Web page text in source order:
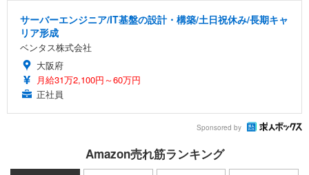
サーバーエンジニア/IT基盤の設計・構築/土日祝休み/長期キャ
リア形成
ベンタス株式会社
大阪府
月給31万2,100円～60万円
正社員
Sponsored by
Amazon売れ筋ランキング